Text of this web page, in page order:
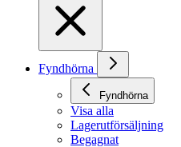
Fyndhörna
Fyndhörna
Visa alla
Lagerutförsäljning
Begagnat